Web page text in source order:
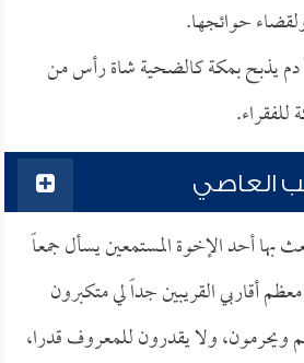
حوائجها.
يذبح بمكة كالضحية شاة رأس من
العاصي
بها أحد الإخوة المستمعين يسأل جمعاً
أقاربي القريبين جداً لي متكبرون
ولا يقدرون للمعروف قدرا،